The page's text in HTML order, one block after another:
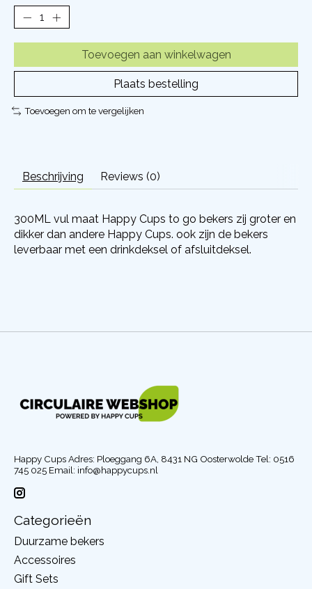
Toevoegen aan winkelwagen
Plaats bestelling
Toevoegen om te vergelijken
Beschrijving Reviews (0)
300ML vul maat Happy Cups to go bekers zij groter en
dikker dan andere Happy Cups. ook zijn de bekers
leverbaar met een drinkdeksel of afsluitdeksel.
Happy Cups Adres: Ploeggang 6A, 8431 NG Oosterwolde Tel: 0516
745 025 Email: info@happycups.nl
Categorieën
Duurzame bekers
Accessoires
Gift Sets